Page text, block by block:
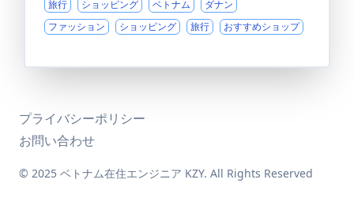
旅行 ショッピング ベトナム
ダナン
ファッション
ショッピング 旅行 おすすめショップ
プライバシーポリシー
お問い合わせ
© 2025 ベトナム在住エンジニア KZY. All Rights Reserved